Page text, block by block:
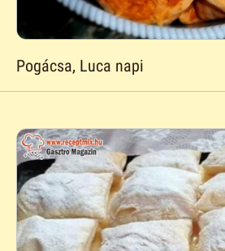
Pogácsa, Luca napi